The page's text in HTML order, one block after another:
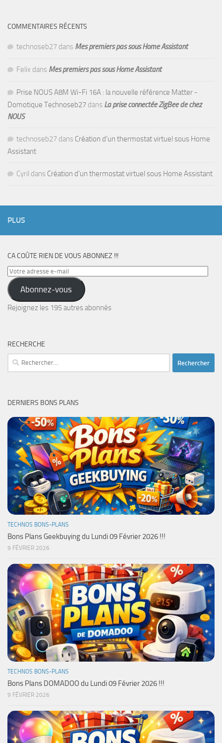
COMMENTAIRES RÉCENTS
technoseb27 dans Mes premiers pas sous Home Assistant
Felix dans Mes premiers pas sous Home Assistant
Prise NOUS A8M Wi-Fi 16A : la nouvelle référence Matter -
Domotique Technoseb27 dans La prise connectée ZigBee de chez
NOUS
technoseb27 dans Création d’un thermostat virtuel sous Home
Assistant
Cyril dans Création d’un thermostat virtuel sous Home Assistant
PLUS
CA COÛTE RIEN DE VOUS ABONNEZ !!!
Votre
adresse
e-
mail
Abonnez-vous
Rejoignez les 195 autres abonnés
RECHERCHE
Rechercher :
DERNIERS BONS PLANS
TECHNOS BONS-PLANS
Bons Plans Geekbuying du Lundi 09 Février 2026 !!!
9 FÉVRIER 2026
TECHNOS BONS-PLANS
Bons Plans DOMADOO du Lundi 09 Février 2026 !!!
9 FÉVRIER 2026